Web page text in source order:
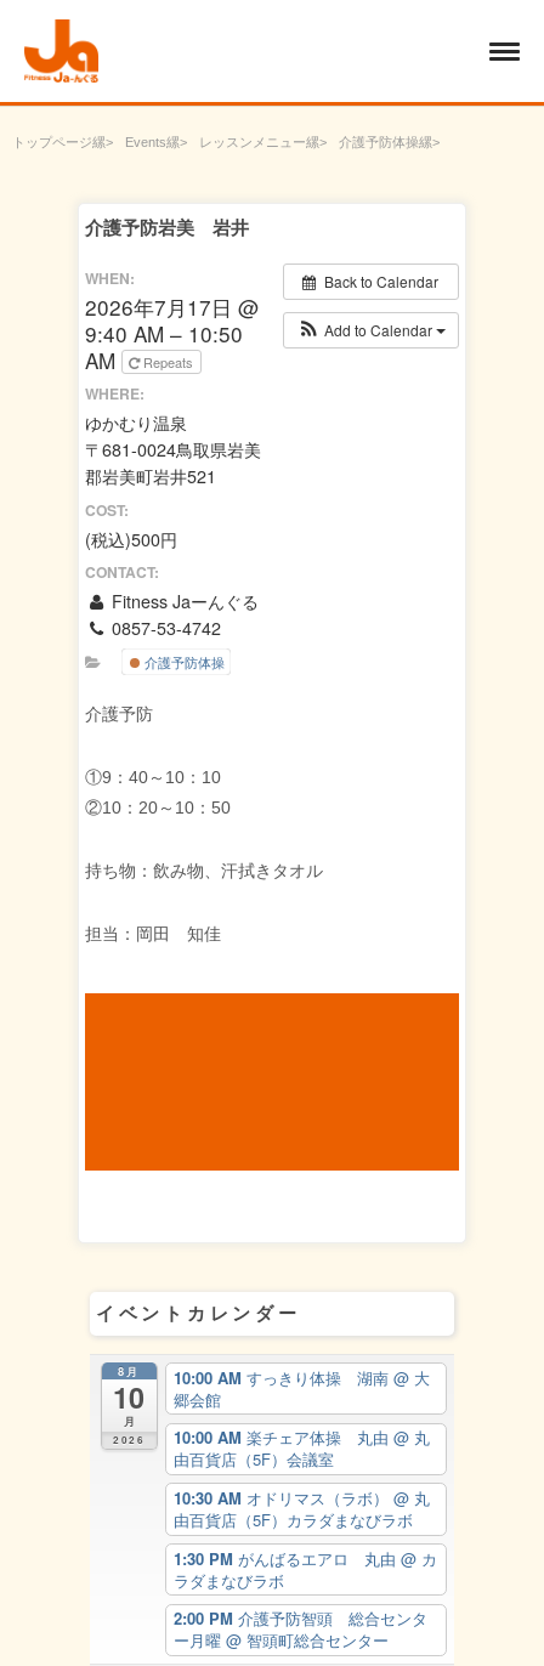
トップページ Events レッスンメニュー
介護予防体操
介護予防岩美 岩井
Back to Calendar
Add to Calendar
WHEN:
2026年7月17日 @
9:40 AM – 10:50
AM
Repeats
WHERE:
ゆかむり温泉
〒681-0024鳥取県岩美
郡岩美町岩井521
COST:
(税込)500円
CONTACT:
Fitness Jaーんぐる
0857-53-4742
介護予防体操
介護予防
①9：40～10：10
②10：20～10：50
持ち物：飲み物、汗拭きタオル
担当：岡田 知佳
イベントカレンダー
8月
10
月
2026
10:00 AM すっきり体操 湖南 @ 大
郷会館
10:00 AM 楽チェア体操 丸由 @ 丸
由百貨店（5F）会議室
10:30 AM オドリマス（ラボ） @ 丸
由百貨店（5F）カラダまなびラボ
1:30 PM がんばるエアロ 丸由 @ カ
ラダまなびラボ
2:00 PM 介護予防智頭 総合センタ
ー月曜 @ 智頭町総合センター